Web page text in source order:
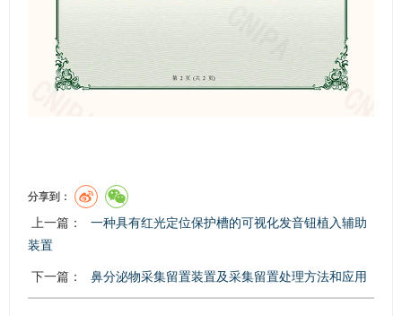
分享到：
上一篇：
一种具有红光定位保护槽的可视化发音钮植入辅助
装置
下一篇： 鼻分泌物采集留置装置及采集留置处理方法和应用